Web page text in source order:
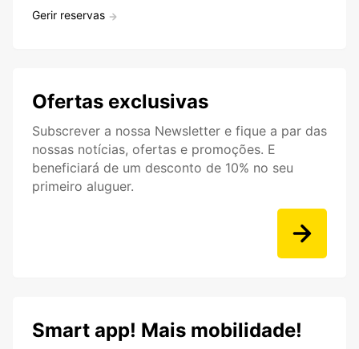
Gerir reservas
Ofertas exclusivas
Subscrever a nossa Newsletter e fique a par das
nossas notícias, ofertas e promoções. E
beneficiará de um desconto de 10% no seu
primeiro aluguer.
Smart app! Mais mobilidade!